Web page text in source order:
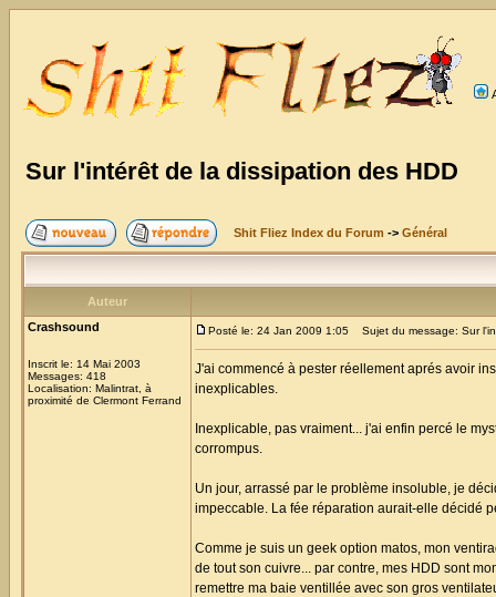
Sur l'intérêt de la dissipation des HDD
Shit Fliez Index du Forum -> Général
Auteur
Crashsound
Inscrit le: 14 Mai 2003
Messages: 418
Localisation: Malintrat, à
proximité de Clermont Ferrand
Posté le: 24 Jan 2009 1:05 Sujet du message: Sur
J'ai commencé à pester réellement aprés avoir
inexplicables.
Inexplicable, pas vraiment... j'ai enfin percé le
corrompus.
Un jour, arrassé par le problème insoluble, je
impeccable. La fée réparation aurait-elle décidé
Comme je suis un geek option matos, mon
de tout son cuivre... par contre, mes HDD sont
remettre ma baie ventillée avec son gros